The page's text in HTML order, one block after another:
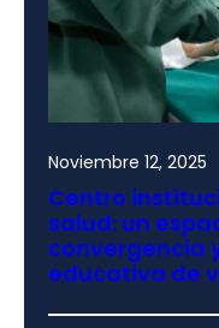
Noviembre 12, 2025
Centro
salud: un
convergencia
educativa de